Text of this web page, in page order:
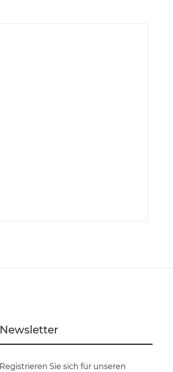
Newsletter
Registrieren Sie sich für unseren